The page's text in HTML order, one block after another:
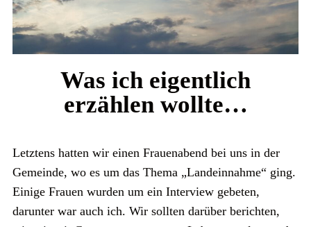
Was ich eigentlich
erzählen wollte…
Letztens hatten wir einen Frauenabend bei uns in der
Gemeinde, wo es um das Thema „Landeinnahme“ ging.
Einige Frauen wurden um ein Interview gebeten,
darunter war auch ich. Wir sollten darüber berichten,